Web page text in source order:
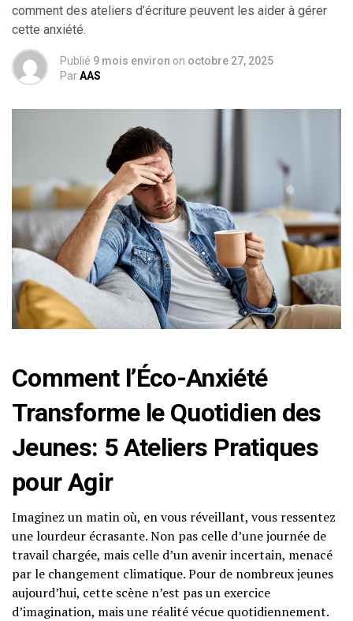
comment des ateliers d’écriture peuvent les aider à gérer
cette anxiété.
Publié 9 mois environ on octobre 27, 2025
ParAAS
Comment l’Éco-Anxiété
Transforme le Quotidien des
Jeunes: 5 Ateliers Pratiques
pour Agir
Imaginez un matin où, en vous réveillant, vous ressentez
une lourdeur écrasante. Non pas celle d’une journée de
travail chargée, mais celle d’un avenir incertain, menacé
par le changement climatique. Pour de nombreux jeunes
aujourd’hui, cette scène n’est pas un exercice
d’imagination, mais une réalité vécue quotidiennement.